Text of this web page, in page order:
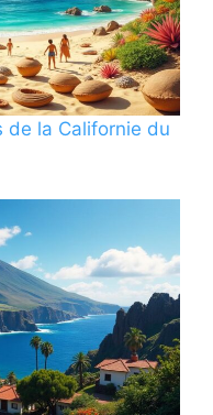
de la Californie du